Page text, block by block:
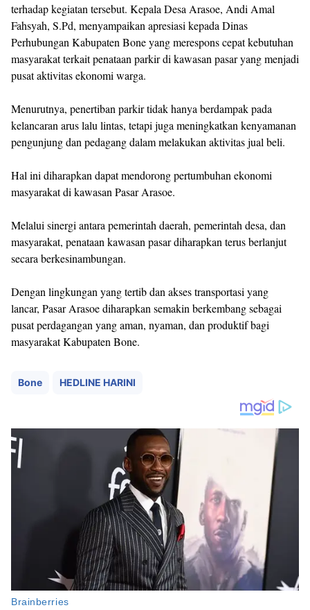
terhadap kegiatan tersebut. Kepala Desa Arasoe, Andi Amal
Fahsyah, S.Pd, menyampaikan apresiasi kepada Dinas
Perhubungan Kabupaten Bone yang merespons cepat kebutuhan
masyarakat terkait penataan parkir di kawasan pasar yang menjadi
pusat aktivitas ekonomi warga.
Menurutnya, penertiban parkir tidak hanya berdampak pada
kelancaran arus lalu lintas, tetapi juga meningkatkan kenyamanan
pengunjung dan pedagang dalam melakukan aktivitas jual beli.
Hal ini diharapkan dapat mendorong pertumbuhan ekonomi
masyarakat di kawasan Pasar Arasoe.
Melalui sinergi antara pemerintah daerah, pemerintah desa, dan
masyarakat, penataan kawasan pasar diharapkan terus berlanjut
secara berkesinambungan.
Dengan lingkungan yang tertib dan akses transportasi yang
lancar, Pasar Arasoe diharapkan semakin berkembang sebagai
pusat perdagangan yang aman, nyaman, dan produktif bagi
masyarakat Kabupaten Bone.
Bone HEDLINE HARINI